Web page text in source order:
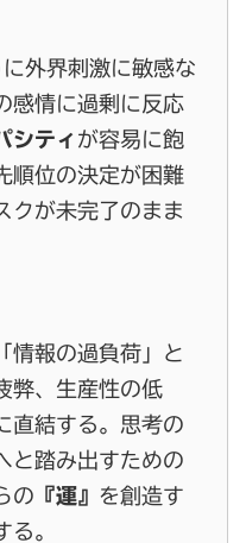
外界刺激に敏感な
感情に過剰に反応
シティ が容易に飽
順位の決定が困難
クが未完了のまま
情報の過負荷」と
弊、生産性の低
直結する。思考の
と踏み出すための
の 『運』 を創造す
る。